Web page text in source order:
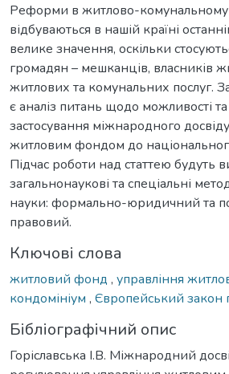
Реформи в житлово-комунальному
відбуваються в нашій країні
велике значення, оскільки
громадян – мешканців, власників
житлових та комунальних послуг.
є аналіз питань щодо можливості та
застосування міжнародного
житловим фондом до
Підчас роботи над статтею будуть
загальнонаукові та спеціальні
науки: формально-юридичний та
правовий.
Ключові слова
житловий фонд , управління
кондомініум , Європейський закон
Бібліографічний опис
Горіславська І.В. Міжнародний